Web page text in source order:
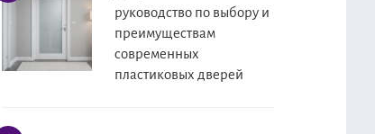
руководство по выбору и
преимуществам
современных
пластиковых дверей